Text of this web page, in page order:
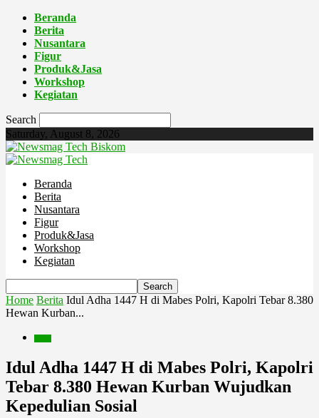
Beranda
Berita
Nusantara
Figur
Produk&Jasa
Workshop
Kegiatan
Search
Saturday, August 8, 2026
Biskom
Beranda
Berita
Nusantara
Figur
Produk&Jasa
Workshop
Kegiatan
Home Berita Idul Adha 1447 H di Mabes Polri, Kapolri Tebar 8.380
Hewan Kurban...
Idul Adha 1447 H di Mabes Polri, Kapolri
Tebar 8.380 Hewan Kurban Wujudkan
Kepedulian Sosial